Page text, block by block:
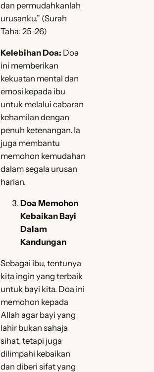
dan permudahkanlah
urusanku.” (Surah
Taha: 25-26)
Kelebihan Doa: Doa
ini memberikan
kekuatan mental dan
emosi kepada ibu
untuk melalui cabaran
kehamilan dengan
penuh ketenangan. Ia
juga membantu
memohon kemudahan
dalam segala urusan
harian.
Doa Memohon
Kebaikan Bayi
Dalam
Kandungan
Sebagai ibu, tentunya
kita ingin yang terbaik
untuk bayi kita. Doa ini
memohon kepada
Allah agar bayi yang
lahir bukan sahaja
sihat, tetapi juga
dilimpahi kebaikan
dan diberi sifat yang